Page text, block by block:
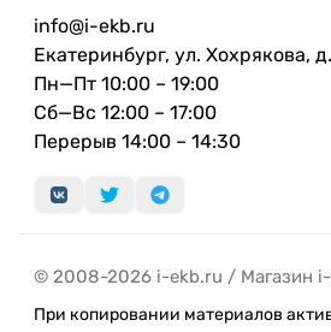
info@i-ekb.ru
Екатеринбург, ул. Хохрякова,
Пн—Пт 10:00 – 19:00
Сб—Вс 12:00 – 17:00
Перерыв 14:00 – 14:30
© 2008-2026 i-ekb.ru / Магазин
При копировании материалов